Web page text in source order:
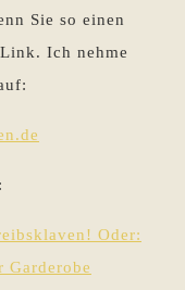
Sie so einen
Ich nehme
Oder:
Garderobe